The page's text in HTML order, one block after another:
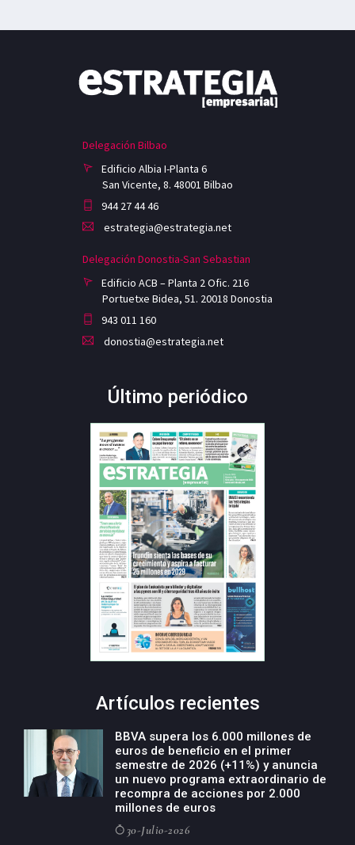
Delegación Bilbao
Edificio Albia I-Planta 6
San Vicente, 8. 48001 Bilbao
944 27 44 46
estrategia@estrategia.net
Delegación Donostia-San Sebastian
Edificio ACB – Planta 2 Ofic. 216
Portuetxe Bidea, 51. 20018 Donostia
943 011 160
donostia@estrategia.net
Último periódico
Artículos recientes
BBVA supera los 6.000 millones de
euros de beneficio en el primer
semestre de 2026 (+11%) y anuncia
un nuevo programa extraordinario de
recompra de acciones por 2.000
millones de euros
30-Julio-2026